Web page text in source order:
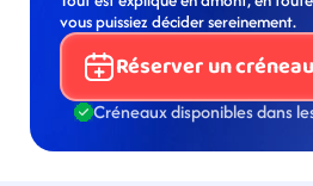
vous puissiez décider sereinement.
Réserver un
Créneaux disponibles dans